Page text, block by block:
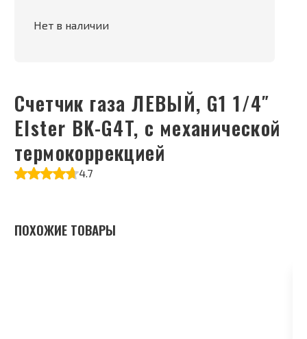
Счетчик газа ЛЕВЫЙ, G1 1/4″
Elster BK-G4T, с механической
термокоррекцией
4.7
Нет в наличии
ПОХОЖИЕ ТОВАРЫ